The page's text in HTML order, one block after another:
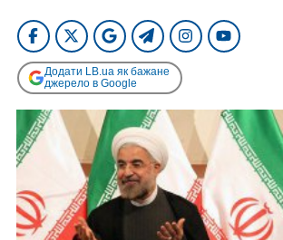
Додати LB.ua як бажане
джерело в Google